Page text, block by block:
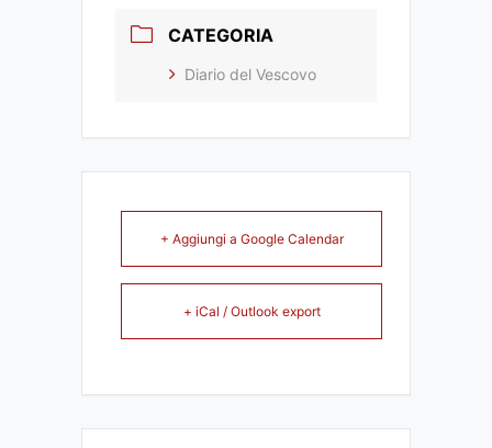
CATEGORIA
Diario del Vescovo
+ Aggiungi a Google Calendar
+ iCal / Outlook export